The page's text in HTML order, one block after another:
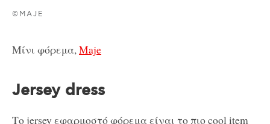
©MAJE
Μίνι φόρεμα,Maje
Jersey dress
Το jersey εφαρμοστό φόρεμα είναι το πιο cool item